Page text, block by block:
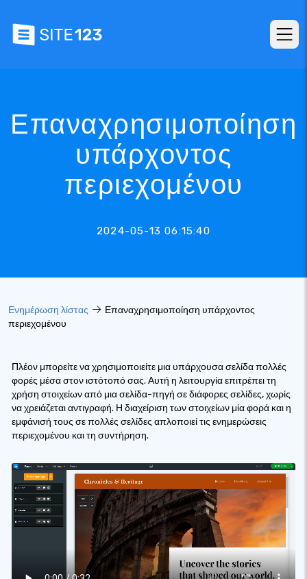
Επαναχρησιμοποίηση
υπάρχοντος
περιεχομένου
2024-05-13 06:15:40
Ενημέρωση λίστας
Επαναχρησιμοποίηση υπάρχοντος
περιεχομένου
Πλέον μπορείτε να χρησιμοποιείτε μια υπάρχουσα σελίδα πολλές
φορές μέσα στον ιστότοπό σας. Αυτή η λειτουργία επιτρέπει τη
χρήση στοιχείων από μια σελίδα-πηγή σε διάφορες σελίδες, χωρίς
να χρειάζεται αντιγραφή. Η διαχείριση των στοιχείων μία φορά και η
εμφάνισή τους σε πολλές σελίδες απλοποιεί τις ενημερώσεις
περιεχομένου και τη συντήρηση.